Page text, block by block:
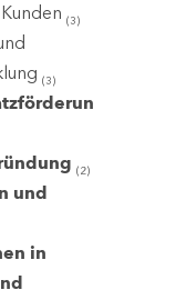
(3)
(3)
(2)
und
in